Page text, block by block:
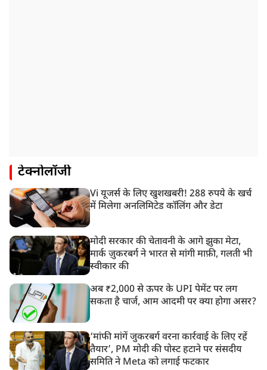
टेक्नोलॉजी
Vi यूजर्स के लिए खुशखबरी! 288 रुपये के खर्च
में मिलेगा अनलिमिटेड कॉलिंग और डेटा
मोदी सरकार की चेतावनी के आगे झुका मेटा,
मार्क ज़ुकरबर्ग ने भारत से मांगी माफ़ी, गलती भी
स्वीकार की
अब ₹2,000 से ऊपर के UPI पेमेंट पर लग
सकता है चार्ज, आम आदमी पर क्या होगा असर?
‘मांफी मांगें जुकरबर्ग वरना कार्रवाई के लिए रहें
तैयार’, PM मोदी की पोस्ट हटाने पर संसदीय
समिति ने Meta को लगाई फटकार